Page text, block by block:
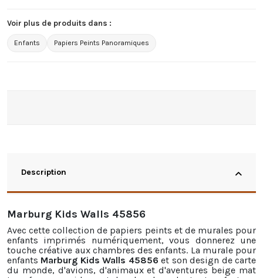
Voir plus de produits dans :
Enfants Papiers Peints Panoramiques
Description
Marburg Kids Walls 45856
Avec cette collection de papiers peints et de murales pour
enfants imprimés numériquement, vous donnerez une
touche créative aux chambres des enfants. La murale pour
enfants Marburg Kids Walls 45856 et son design de carte
du monde, d'avions, d'animaux et d'aventures beige mat